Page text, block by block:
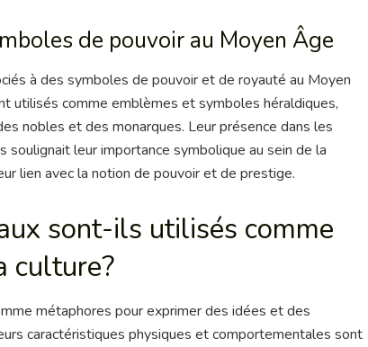
de pouvoir au Moyen Âge
à des symboles de pouvoir et de royauté au Moyen
utilisés comme emblèmes et symboles héraldiques,
nobles et des monarques. Leur présence dans les
soulignait leur importance symbolique au sein de la
lien avec la notion de pouvoir et de prestige.
sont-ils utilisés comme
culture?
métaphores pour exprimer des idées et des
caractéristiques physiques et comportementales sont